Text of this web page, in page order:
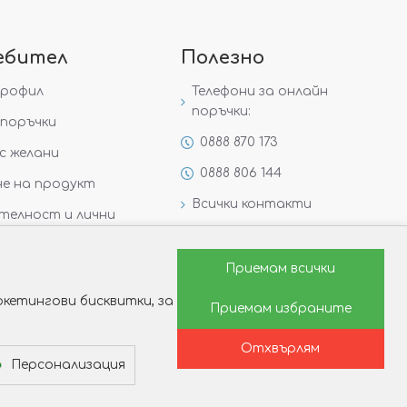
желани
на продукт
и лични
Полезно
Телефони за онлайн
поръчки:
0888 870 173
0888 806 144
Всички контакти
Защо да изберете Victoria
Как да изберем годежен
бисквитки, за
Персонализация
Приемам всички
Приемам избраните
Отхвърлям